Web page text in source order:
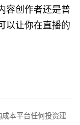
容创作者还是普
以让你在直播的
本平台任何投资建